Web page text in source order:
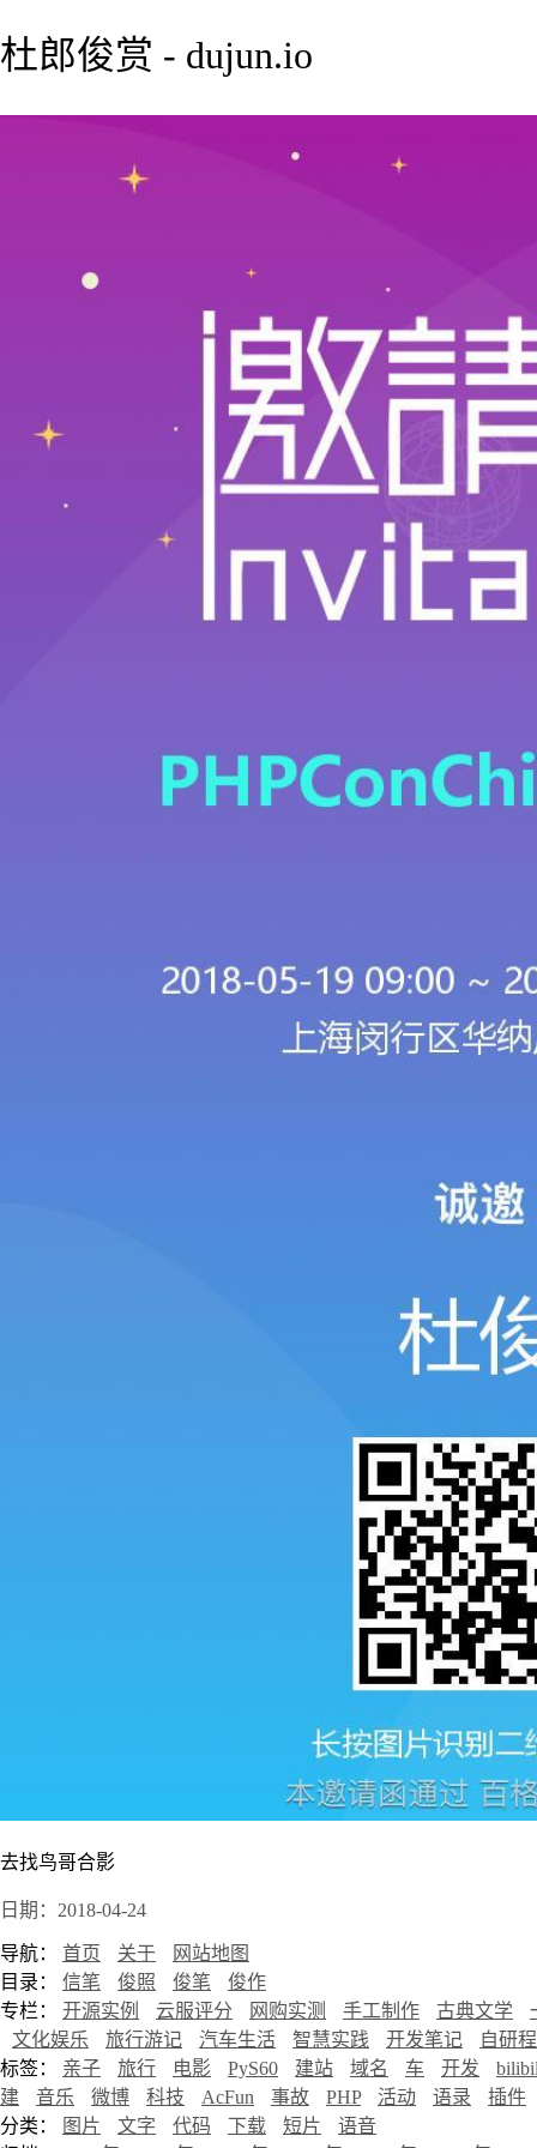
杜郎俊赏 - dujun.io
去找鸟哥合影
日期：2018-04-24
导航： 首页 关于
网站地图
目录： 信笔 俊照 俊笔
俊作
专栏： 开源实例 云服评分 网购实测 手工制作 古典文学
文化娱乐
旅行游记 汽车生活 智慧实践 开发笔记
自研
标签： 亲子 旅行 电影 PyS60 建站 域名 车 开发
建
音乐 微博 科技 AcFun 事故 PHP 活动 语录
插件
分类：
图片 文字 代码 下载 短片
语音